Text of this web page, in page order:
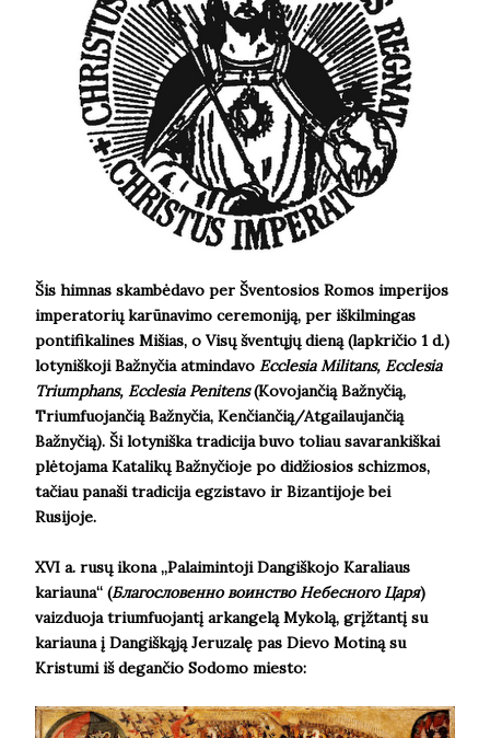
Šis himnas skambėdavo per Šventosios Romos imperijos
imperatorių karūnavimo ceremoniją, per iškilmingas
pontifikalines Mišias, o Visų šventųjų dieną (lapkričio 1 d.)
lotyniškoji Bažnyčia atmindavo Ecclesia Militans, Ecclesia
Triumphans, Ecclesia Penitens(Kovojančią Bažnyčią,
Triumfuojančią Bažnyčia, Kenčiančią/Atgailaujančią
Bažnyčią). Šilotyniška tradicija buvo toliau savarankiškai
plėtojama Katalikų Bažnyčioje po didžiosios schizmos,
tačiau panaši tradicija egzistavo ir Bizantijoje bei
Rusijoje.
XVI a. rusų ikona „Palaimintoji Dangiškojo Karaliaus
kariauna“ (Благословенно воинство Небесного Царя)
vaizduoja triumfuojantį arkangelą Mykolą, grįžtantį su
kariauna į Dangiškąją Jeruzalę pas Dievo Motiną su
Kristumi iš degančio Sodomo miesto: